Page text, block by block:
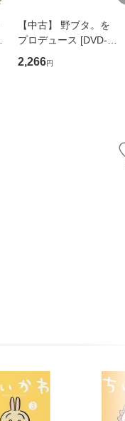
【中古】 野ブタ。を
プロデュース [DVD-B
OX] / バップ [DVD]
【メール便送料無料】
2,266円